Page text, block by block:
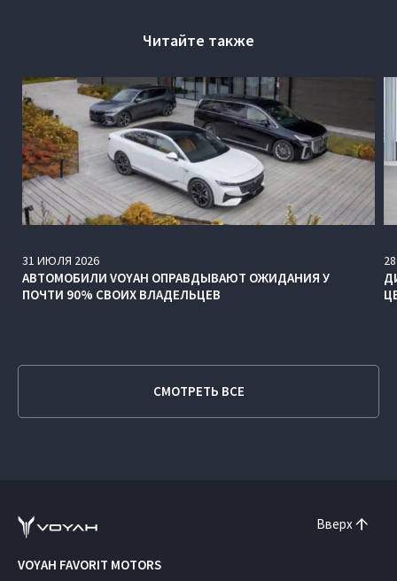
Читайте также
31 ИЮЛЯ 2026
АВТОМОБИЛИ VOYAH ОПРАВДЫВАЮТ ОЖИДАНИЯ У
ПОЧТИ 90% СВОИХ ВЛАДЕЛЬЦЕВ
28
СМОТРЕТЬ ВСЕ
Вверх
VOYAH FAVORIT MOTORS